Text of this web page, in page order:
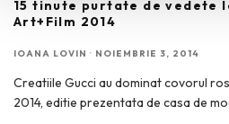
15 tinute purtate de vedete
Art+Film 2014
IOANA LOVIN · NOIEMBRIE 3, 2014
Creatiile Gucci au dominat covorul
2014, editie prezentata de casa de